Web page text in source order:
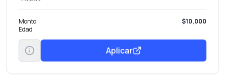
Monto
$10,000
Edad
Aplicar